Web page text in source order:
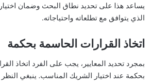
يساعد هذا على تحديد نطاق البحث وضمان
الذي يتوافق مع تطلعاته واحتياجاته.
اتخاذ القرارات الحاسمة بحكمة
بمجرد تحديد المعايير، يجب على الفرد اتخاذ
بحكمة عند اختيار الشريك المناسب. ينبغي